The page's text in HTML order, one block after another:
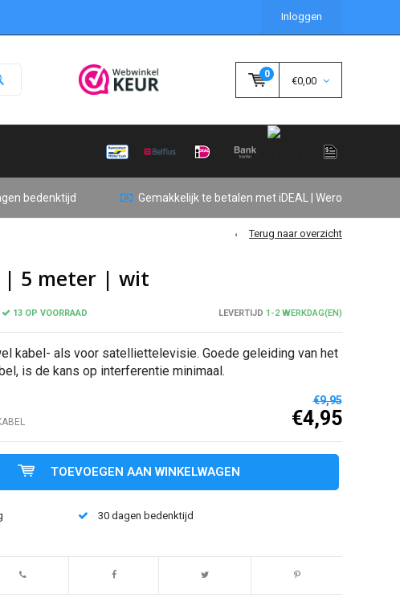
Inloggen
0
€0,00
bedenktijd Gemakkelijk te betalen met iDEAL | Wero
Terug naar overzicht
| 5 meter | wit
13 OP VOORRAAD LEVERTIJD 1-2 WERKDAG(EN)
kabel- als voor satelliettelevisie. Goede geleiding van het
is de kans op interferentie minimaal.
€9,95
€4,95
TOEVOEGEN AAN WINKELWAGEN
30 dagen bedenktijd